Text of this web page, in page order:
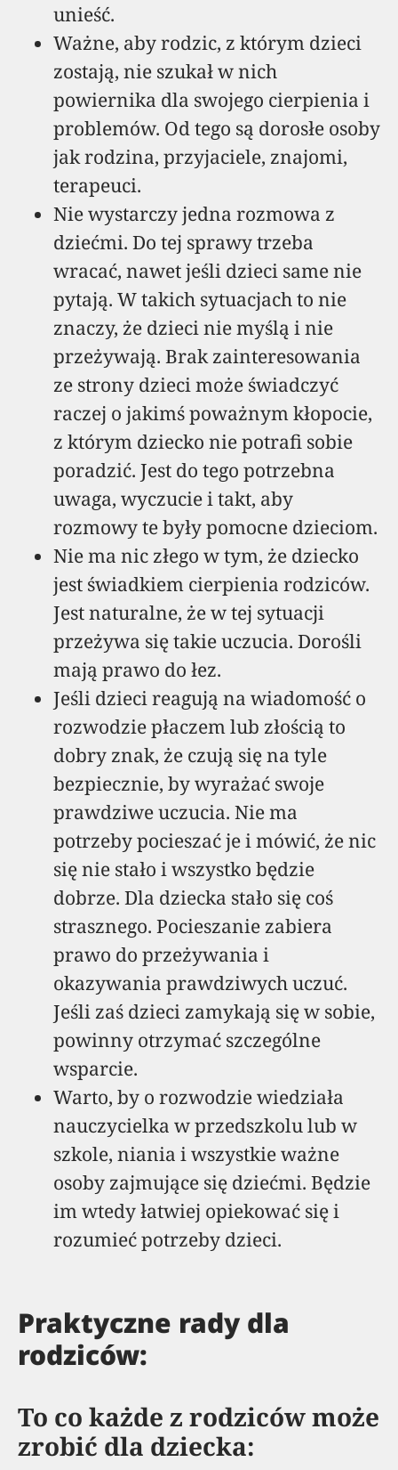
unieść.
Ważne, aby rodzic, z którym dzieci
zostają, nie szukał w nich
powiernika dla swojego cierpienia i
problemów. Od tego są dorosłe osoby
jak rodzina, przyjaciele, znajomi,
terapeuci.
Nie wystarczy jedna rozmowa z
dziećmi. Do tej sprawy trzeba
wracać, nawet jeśli dzieci same nie
pytają. W takich sytuacjach to nie
znaczy, że dzieci nie myślą i nie
przeżywają. Brak zainteresowania
ze strony dzieci może świadczyć
raczej o jakimś poważnym kłopocie,
z którym dziecko nie potrafi sobie
poradzić. Jest do tego potrzebna
uwaga, wyczucie i takt, aby
rozmowy te były pomocne dzieciom.
Nie ma nic złego w tym, że dziecko
jest świadkiem cierpienia rodziców.
Jest naturalne, że w tej sytuacji
przeżywa się takie uczucia. Dorośli
mają prawo do łez.
Jeśli dzieci reagują na wiadomość o
rozwodzie płaczem lub złością to
dobry znak, że czują się na tyle
bezpiecznie, by wyrażać swoje
prawdziwe uczucia. Nie ma
potrzeby pocieszać je i mówić, że nic
się nie stało i wszystko będzie
dobrze. Dla dziecka stało się coś
strasznego. Pocieszanie zabiera
prawo do przeżywania i
okazywania prawdziwych uczuć.
Jeśli zaś dzieci zamykają się w sobie,
powinny otrzymać szczególne
wsparcie.
Warto, by o rozwodzie wiedziała
nauczycielka w przedszkolu lub w
szkole, niania i wszystkie ważne
osoby zajmujące się dziećmi. Będzie
im wtedy łatwiej opiekować się i
rozumieć potrzeby dzieci.
Praktyczne rady dla
rodziców:
To co każde z rodziców może
zrobić dla dziecka: